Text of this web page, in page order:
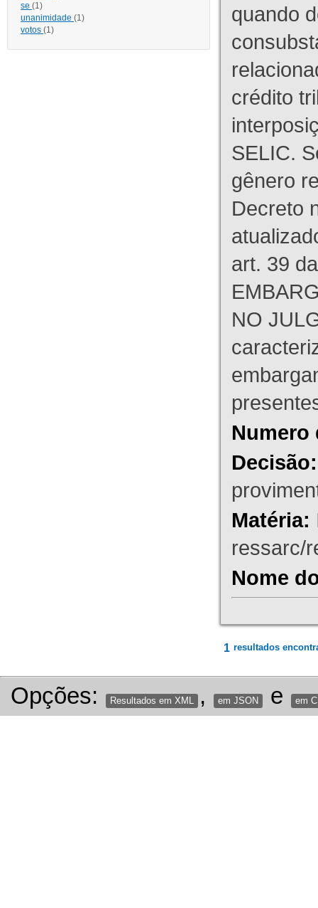
se (1)
unanimidade (1)
votos (1)
quando
crédito
SELIC.
gênero
Decreto
art. 39
NO
Numero
Decisão:
Matéria:
ressarc/
Nome
1 resultados
Opções: Resultados em XML , em JSON e em